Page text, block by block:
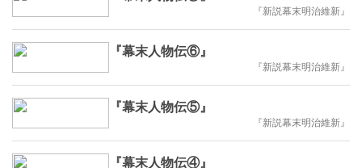
『新説幕末明治維新』
『幕末人物伝⑥』
『新説幕末明治維新』
『幕末人物伝⑤』
『新説幕末明治維新』
『幕末人物伝④』